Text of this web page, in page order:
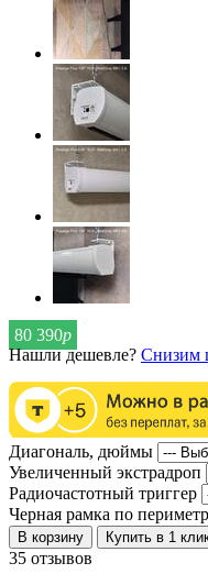
80 390р
Нашли дешевле? Снизим
Диагональ, дюймы
Увеличенный экстрадроп
Радиочастотный триггер
Черная рамка по
В корзину Купить в 1
35 отзывов